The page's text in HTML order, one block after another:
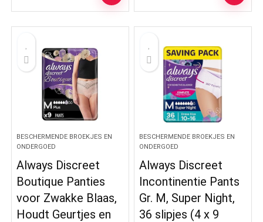
BESCHERMENDE BROEKJES EN
ONDERGOED
Always Discreet
Boutique Panties
voor Zwakke Blaas,
Houdt Geurtjes en
BESCHERMENDE BROEKJES EN
ONDERGOED
Always Discreet
Incontinentie Pants
Gr. M, Super Night,
36 slipjes (4 x 9